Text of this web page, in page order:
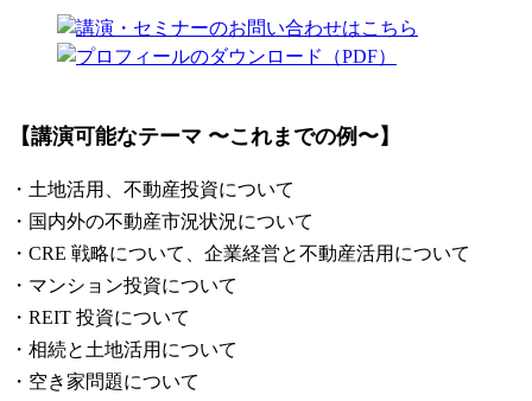
【講演可能なテーマ 〜これまでの例〜】
・土地活用、不動産投資について
・国内外の不動産市況状況について
・CRE 戦略について、企業経営と不動産活用について
・マンション投資について
・REIT 投資について
・相続と土地活用について
・空き家問題について